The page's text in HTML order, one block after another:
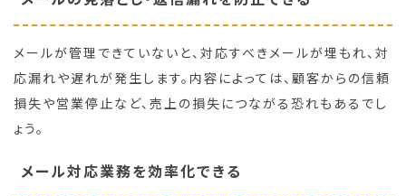
メールが管理できていないと、対応すべきメールが埋もれ、対
応漏れや遅れが発生します。内容によっては、顧客からの信頼
損失や営業停止など、売上の損失につながる恐れもあるでし
ょう。
メール対応業務を効率化できる